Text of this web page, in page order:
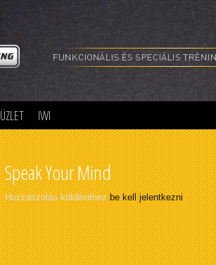
IWI
Speak Your Mind
Hozzászólás küldéséhezbe kell jelentkezni.